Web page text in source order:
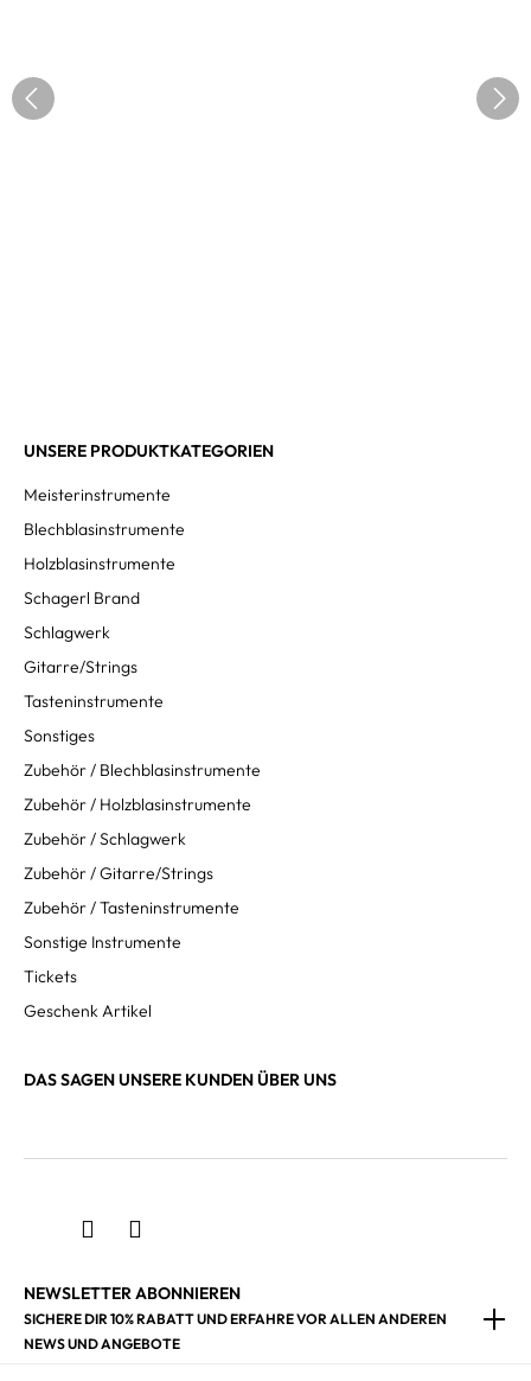
UNSERE PRODUKTKATEGORIEN
Meisterinstrumente
Blechblasinstrumente
Holzblasinstrumente
Schagerl Brand
Schlagwerk
Gitarre/Strings
Tasteninstrumente
Sonstiges
Zubehör / Blechblasinstrumente
Zubehör / Holzblasinstrumente
Zubehör / Schlagwerk
Zubehör / Gitarre/Strings
Zubehör / Tasteninstrumente
Sonstige Instrumente
Tickets
Geschenk Artikel
DAS SAGEN UNSERE KUNDEN ÜBER UNS
NEWSLETTER ABONNIEREN
SICHERE DIR 10% RABATT UND ERFAHRE VOR ALLEN ANDEREN
NEWS UND ANGEBOTE